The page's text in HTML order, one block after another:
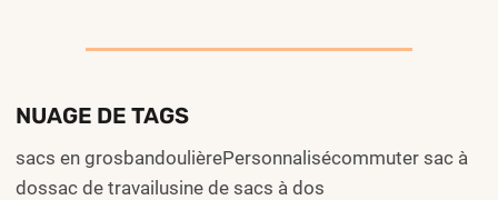
NUAGE DE TAGS
sacs en grosbandoulièrePersonnalisécommuter sac à
dossac de travailusine de sacs à dos